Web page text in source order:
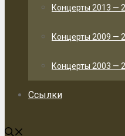
Концерты 2013 —
Концерты 2009 —
Концерты 2003 —
Ссылки